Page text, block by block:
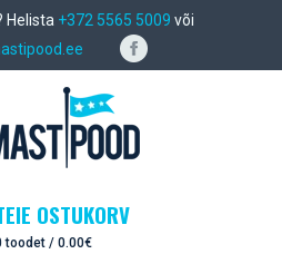
Helista +372 5565 5009 või
OSTUKORV
toodet / 0.00€